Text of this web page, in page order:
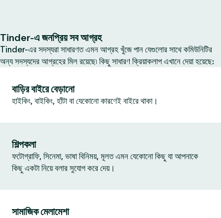
Tinder-এ জনপ্রিয় সব আগ্রহ
Tinder-এর সদস্যরা সাধারণত এমন আগ্রহ খুঁজে পান যেগুলোর সাথে কমিউনিটির
অন্য সদস্যদের আগ্রহের মিল রয়েছে৷ কিছু সাধারণ ক্রিয়াকলাপ এখানে দেয়া হয়েছে:
বাড়ির বাইরে বেড়ানো
হাইকিং, বাইকিং, হাঁটা বা যেকোনো কারণেই বাইরে থাকা।
শিল্পকলা
ফটোগ্রাফি, সিনেমা, ভাষা বিনিময়, মূলত এমন যেকোনো কিছু যা আপনাকে
কিছু একটা নিয়ে বলার সুযোগ করে দেয়।
সামাজিক মেলামেশা